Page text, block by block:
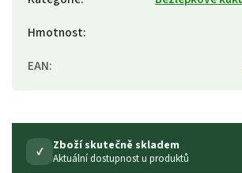
Hmotnost:
EAN:
✓ Zboží skutečně skladem
Aktuální dostupnost u produktů